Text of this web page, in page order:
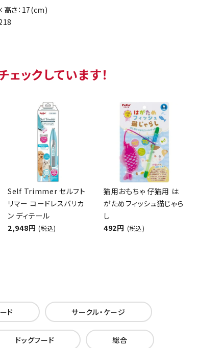
さ：17(cm)
ックしています！
Self Trimmer セルフト
リマー コードレスバリカ
ン ディテール
2,948円 (税込)
猫用おもちゃ 仔猫用 は
がためフィッシュ猫じゃら
し
492円 (税込)
ド サークル・ケージ
ドッグフード 総合